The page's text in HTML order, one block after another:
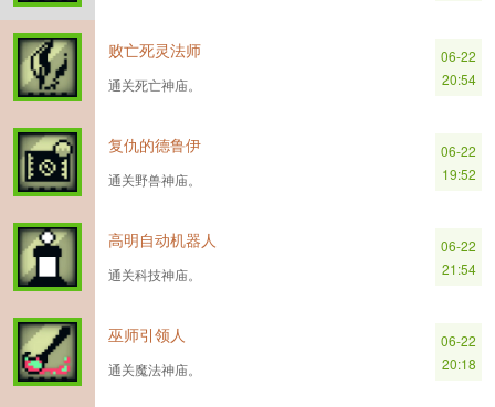
败亡死灵法师
通关死亡神庙。
06-22
20:54
复仇的德鲁伊
通关野兽神庙。
06-22
19:52
高明自动机器人
通关科技神庙。
06-22
21:54
巫师引领人
通关魔法神庙。
06-22
20:18